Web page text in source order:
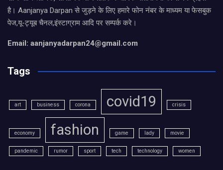
है। Aanjanya Darpan से जुड़ने के लिए हमारे फोन नंबर के माध्यम या फेसबुक
पेज,यू-ट्यूब चैनल,इंस्टाग्राम आदि पर सम्पर्क करे।
Email: aanjanyadarpan24@gmail.com
Tags
art business corona covid19 crisis
economy fashion game lady movie
pandemic rumor sport tech technology women